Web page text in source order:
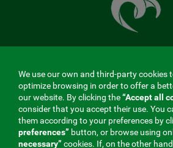
that
takes
MENÚ
REDES
Contractor profile|Cookies |
We use our own and third-party cookies
optimize browsing in order to offer a
our website. By clicking the“Accept all
consider that you accept their use. You
them according to your preferences by
preferences” button, or browse using
necessary” cookies. If, on the other